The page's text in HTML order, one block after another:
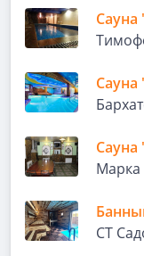
Сауна
Марка
СТ